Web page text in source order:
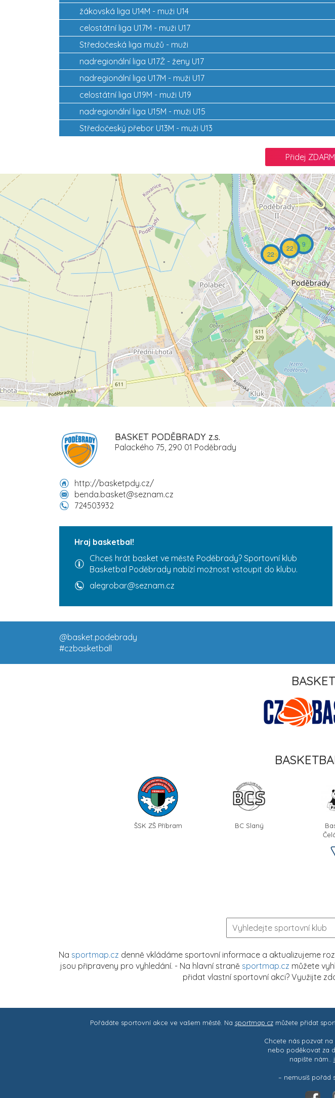
žákovská liga U14M - muži U14
celostátní liga U17M - muži U17
Středočeská liga mužů - muži
nadregionální liga U17Ž - ženy U17
nadregionální liga U17M - muži U17
celostátní liga U19M - muži U19
nadregionální liga U15M - muži U15
Středočeský přebor U13M - muži U13
Přidej
9
22
22
BASKET PODĚBRADY z.s.
Palackého 75, 290 01 Poděbrady
http://basketpdy.cz/
benda.basket@seznam.cz
724503932
Hraj basketbal!
Chceš hrát basket ve městě Poděbrady? Sportovní klub
Basketbal Poděbrady nabízí možnost vstoupit do klubu.
alegrobar@seznam.cz
@basket.podebrady
#czbasketball
ŠSK ZŠ Příbram BC Slaný
Na sportmap.cz denně vkládáme sportovní informace a aktualizujeme
jsou připraveny pro vyhledání. - Na hlavní straně sportmap.cz můžete
přidat vlastní sportovní akci? Využijte
Pořádáte sportovní akce ve vašem městě. Na sportmap.czmůžete přidat
Chcete nás pozvat
nebo poděkovat za
napište nám..
– nemusíš pořád